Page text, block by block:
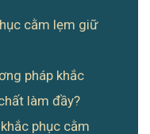
cằm lẹm giữ
pháp khắc
làm đầy?
phục cằm